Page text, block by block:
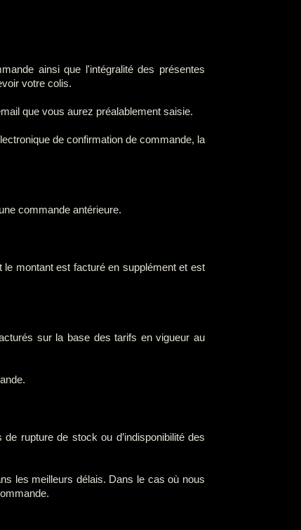
ainsi que l'intégralité des présentes
votre colis.
que vous aurez préalablement saisie.
de confirmation de commande, la
commande antérieure.
montant est facturé en supplément et est
sur la base des tarifs en vigueur au
rupture de stock ou d’indisponibilité des
les meilleurs délais. Dans le cas où nous